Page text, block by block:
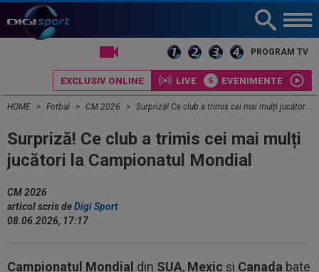
PROGRAM TV
EXCLUSIV ONLINE LIVE EVENIMENTE
HOME Fotbal CM 2026 Surpriză! Ce club a trimis cei mai mulți jucători la Campionatul Mondial
Surpriză! Ce club a trimis cei mai mulți
jucători la Campionatul Mondial
CM 2026
articol scris deDigi Sport
08.06.2026, 17:17
Campionatul Mondial din SUA, Mexic și Canada bate